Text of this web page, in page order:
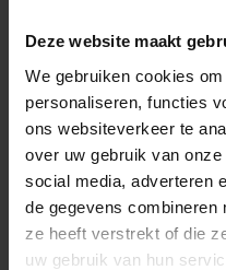
Deze website maakt
We gebruiken cookies
personaliseren, functies
ons websiteverkeer te
over uw gebruik van
social media, adverteren
de gegevens combineren
ze heeft verstrekt of die
uw gebruik van hun